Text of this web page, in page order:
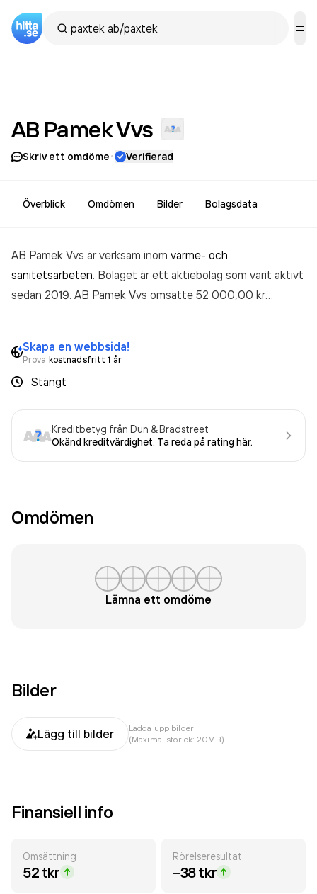
AB PamekVvs
Skriv ett omdöme· Verifierad
Överblick Omdömen Bilder Bolagsdata
AB Pamek Vvs är verksam inom värme- och
sanitetsarbeten. Bolaget är ett aktiebolag som varit aktivt
sedan 2019. AB Pamek Vvs omsatte 52 000,00 kr
Skapa en webbsida!
Prova kostnadsfritt 1 år
Stängt
Kreditbetyg från Dun & Bradstreet
Okänd kreditvärdighet. Ta reda på rating här.
Omdömen
Lämna ett omdöme
Bilder
Lägg till bilder
Ladda upp bilder
(Maximal storlek: 20MB)
Finansiell info
Omsättning
52 tkr
Rörelseresultat
−38 tkr